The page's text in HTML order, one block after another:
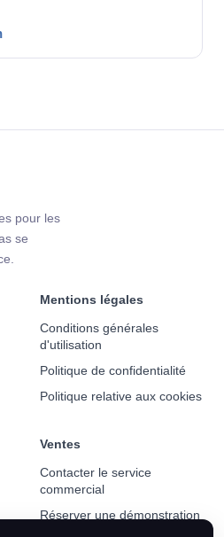
pour les
se
Mentions légales
Conditions générales
d'utilisation
Politique de confidentialité
Politique relative aux cookies
Ventes
Contacter le service
commercial
Réserver une démonstration